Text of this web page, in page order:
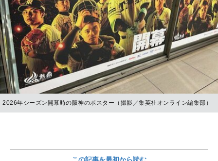
2026年シーズン開幕時の阪神のポスター（撮影／集英社オンライン編集部）